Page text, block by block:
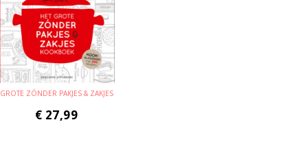
GROTE ZÓNDER PAKJES & ZAKJES
€ 27,99